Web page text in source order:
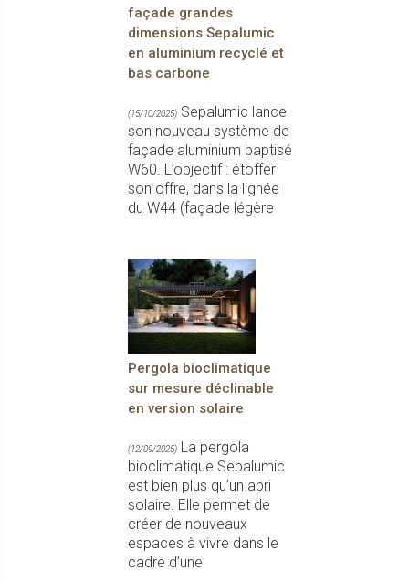
façade grandes
dimensions Sepalumic
en aluminium recyclé et
bas carbone
(15/10/2025) Sepalumic lance
son nouveau système de
façade aluminium baptisé
W60. L’objectif : étoffer
son offre, dans la lignée
du W44 (façade légère
Pergola bioclimatique
sur mesure déclinable
en version solaire
(12/09/2025) La pergola
bioclimatique Sepalumic
est bien plus qu’un abri
solaire. Elle permet de
créer de nouveaux
espaces à vivre dans le
cadre d’une